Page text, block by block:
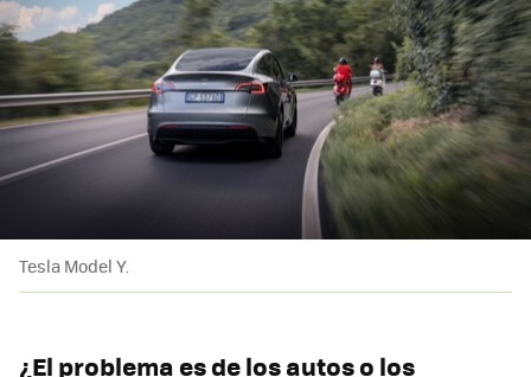
Tesla Model Y.
¿El problema es de los autos o los